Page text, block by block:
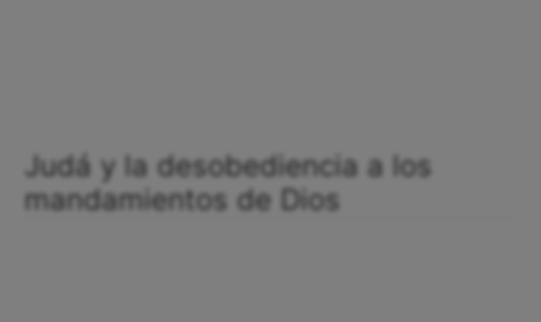
Judá y la desobediencia a los
mandamientos de Dios